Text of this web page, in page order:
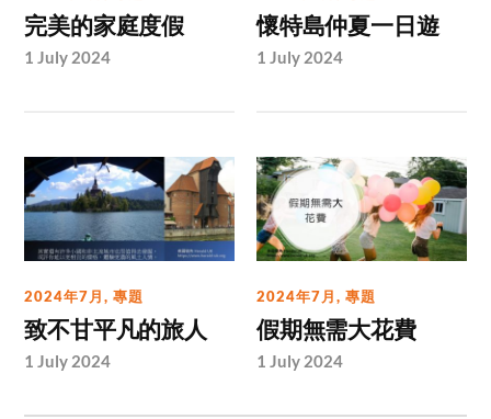
完美的家庭度假
1 July 2024
懷特島仲夏一日遊
1 July 2024
2024年7月,專題
致不甘平凡的旅人
1 July 2024
2024年7月,專題
假期無需大花費
1 July 2024